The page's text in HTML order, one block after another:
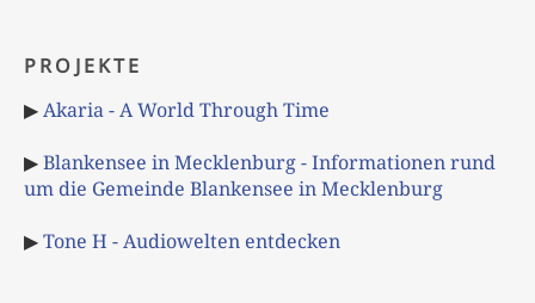
PROJEKTE
▶Akaria - A World Through Time
▶Blankensee in Mecklenburg - Informationen rund
um die Gemeinde Blankensee in Mecklenburg
▶Tone H - Audiowelten entdecken